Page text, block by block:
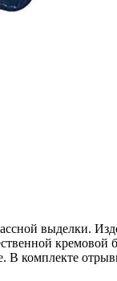
выделки.
В комплекте